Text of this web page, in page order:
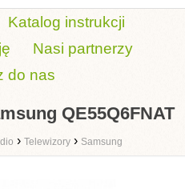
Katalog instrukcji
Nasi partnerzy
do nas
QE55Q6FNAT
› Telewizory › Samsung